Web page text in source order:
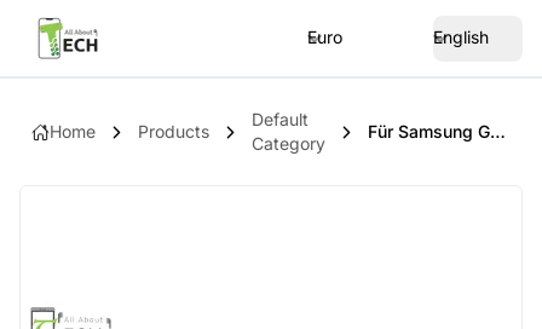
Euro English
Home Products
Default
Category
Für Samsung Galaxy S23 Plus SM-S916 Flexkabel Kabel Main Motherboard LCD